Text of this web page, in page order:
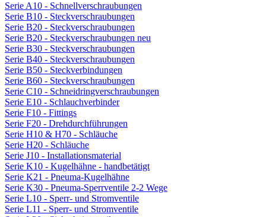
Serie A10 - Schnellverschraubungen
Serie B10 - Steckverschraubungen
Serie B20 - Steckverschraubungen
Serie B20 - Steckverschraubungen neu
Serie B30 - Steckverschraubungen
Serie B40 - Steckverschraubungen
Serie B50 - Steckverbindungen
Serie B60 - Steckverschraubungen
Serie C10 - Schneidringverschraubungen
Serie E10 - Schlauchverbinder
Serie F10 - Fittings
Serie F20 - Drehdurchführungen
Serie H10 & H70 - Schläuche
Serie H20 - Schläuche
Serie J10 - Installationsmaterial
Serie K10 - Kugelhähne - handbetätigt
Serie K21 - Pneuma-Kugelhähne
Serie K30 - Pneuma-Sperrventile 2-2 Wege
Serie L10 - Sperr- und Stromventile
Serie L11 - Sperr- und Stromventile